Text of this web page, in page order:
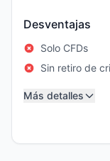
Desventajas
Solo CFDs
Sin retiro de
Más detalles